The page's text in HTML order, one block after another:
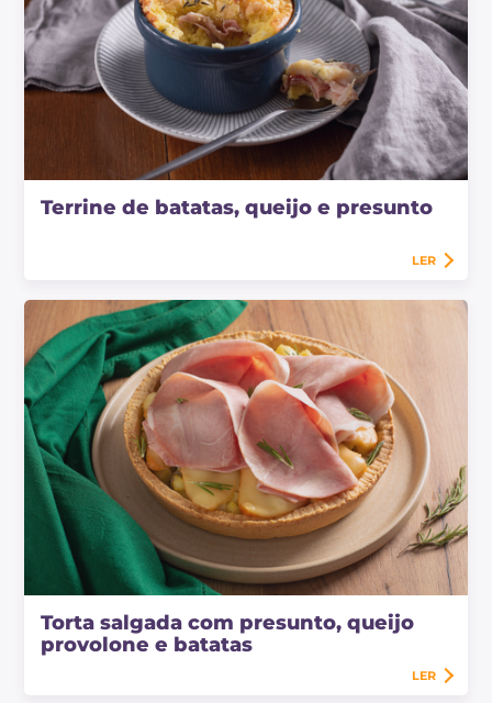
Terrine de batatas, queijo e presunto
LER
Torta salgada com presunto, queijo
provolone e batatas
LER